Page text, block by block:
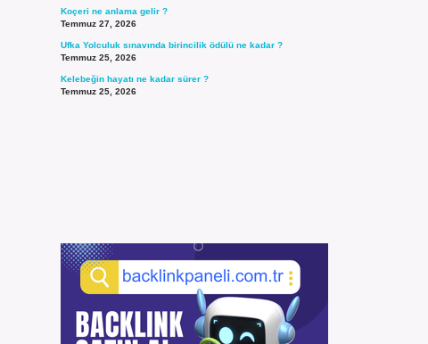
Koçeri ne anlama gelir ?
Temmuz 27, 2026
Ufka Yolculuk sınavında birincilik ödülü ne kadar ?
Temmuz 25, 2026
Kelebeğin hayatı ne kadar sürer ?
Temmuz 25, 2026